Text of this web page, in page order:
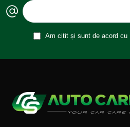
Am citit și sunt de acord cu